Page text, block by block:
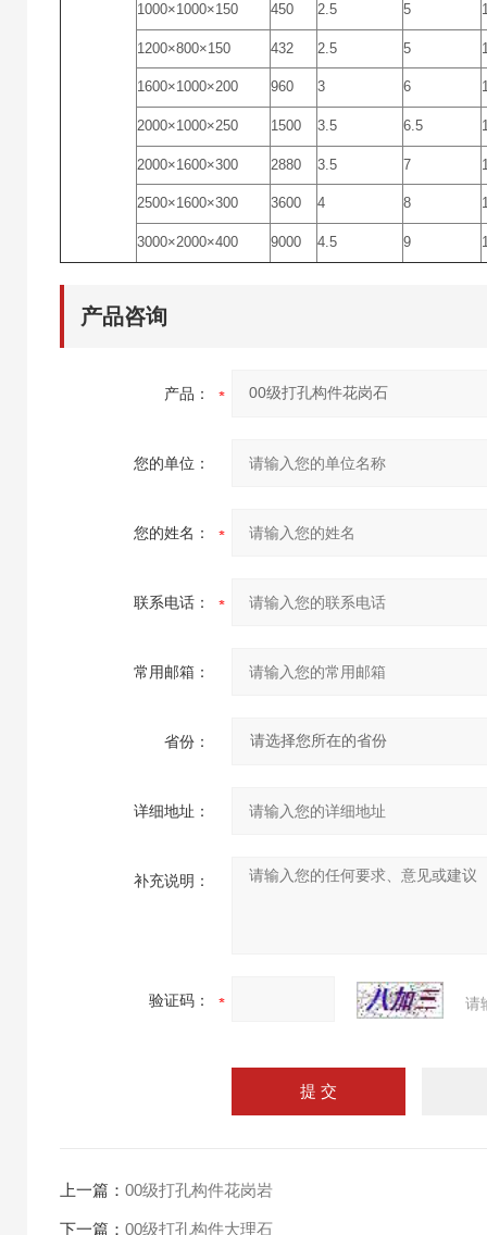
1000×1000×150 450 2.5 5
1200×800×150 432 2.5 5
1600×1000×200 960 3 6
2000×1000×250 1500 3.5 6.5
2000×1600×300 2880 3.5 7
2500×1600×300 3600 4 8
3000×2000×400 9000 4.5 9
产品咨询
产品：
您的单位：
您的姓名：
联系电话：
常用邮箱：
省份：
详细地址：
补充说明：
验证码： 请
上一篇： 00级打孔构件花岗岩
下一篇： 00级打孔构件大理石